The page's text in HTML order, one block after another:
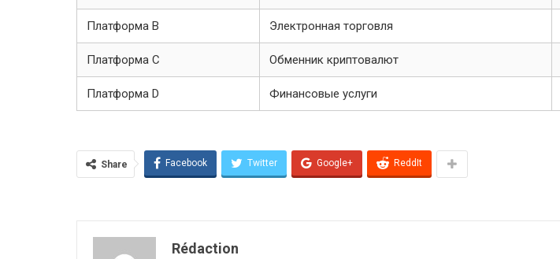
Платформа B Электронная торговля
Платформа C Обменник криптовалют
Платформа D Финансовые услуги
Share Facebook Twitter Google+ ReddIt
Rédaction